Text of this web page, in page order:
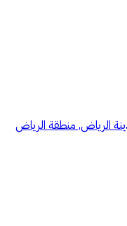
الرياض, منطقة الرياض